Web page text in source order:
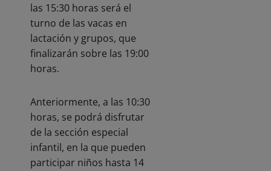
las 15:30 horas será el
turno de las vacas en
lactación y grupos, que
finalizarán sobre las 19:00
horas.
Anteriormente, a las 10:30
horas, se podrá disfrutar
de la sección especial
infantil, en la que pueden
participar niños hasta 14